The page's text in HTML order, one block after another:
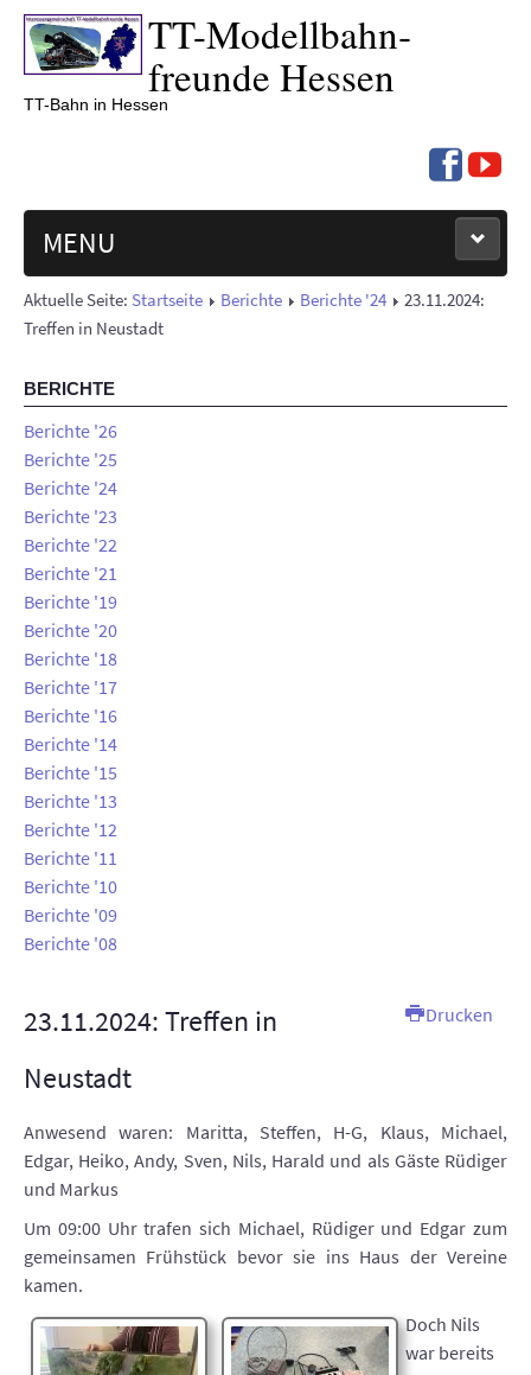
TT-Modell­bahn­
freunde Hessen
TT-Bahn in Hessen
MENU
NEUIGKEITEN
BERICHTE
ÜBER UNS
AUSSTELLUNGEN
TT-ANLAGE
KONTAKT
SUCHE
INTERN
Aktuelle Seite: Startseite Berichte Berichte '24
23.11.2024:
Treffen in Neustadt
BERICHTE
Berichte '26
Berichte '25
Berichte '24
Berichte '23
Berichte '22
Berichte '21
Berichte '19
Berichte '20
Berichte '18
Berichte '17
Berichte '16
Berichte '14
Berichte '15
Berichte '13
Berichte '12
Berichte '11
Berichte '10
Berichte '09
Berichte '08
Drucken
23.11.2024: Treffen in
Neustadt
Anwesend waren: Maritta, Steffen, H-G, Klaus, Michael,
Edgar, Heiko, Andy, Sven, Nils, Harald und als Gäste Rüdiger
und Markus
Um 09:00 Uhr trafen sich Michael, Rüdiger und Edgar zum
gemeinsamen Frühstück bevor sie ins Haus der Vereine
kamen.
Doch Nils
war bereits